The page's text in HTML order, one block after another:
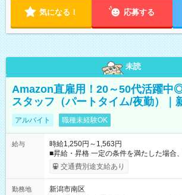
気になる！ 応募する
未読
Amazon直雇用！20～50代活躍中
スタッフ（パートタイム/夜勤）｜
アルバイト 職種未経験OK
給与
時給1,250円～1,563円
■昇給・昇格 一定の条件を満たした場合
まで昇給の機会があります。 ■正社員登用制度あり ※月末締/翌
月25日支払い ※時間外手当、別途支給
☆Amazon直雇用で安定して働けます！ 【試用期間】試用期間
交通費別途支給あり
勤務地
新潟市南区